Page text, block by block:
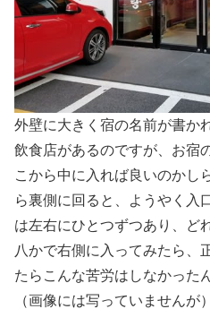
外壁に大きく宿の名前が書か
飲食店があるのですが、お宿
こから中に入れば良いのかし
ら裏側に回ると、ようやく入
は左右にひとつずつあり、ど
八かで右側に入ってみたら、
たらこんな苦労はしなかった
（画像には写っていません